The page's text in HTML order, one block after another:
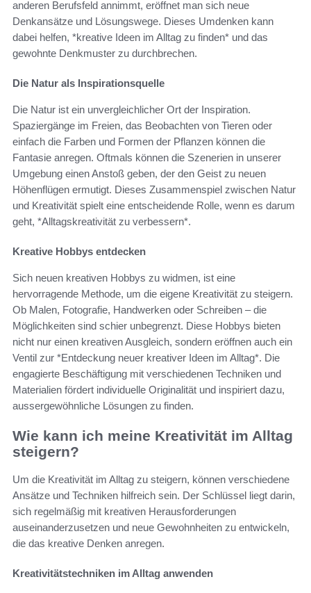
anderen Berufsfeld annimmt, eröffnet man sich neue
Denkansätze und Lösungswege. Dieses Umdenken kann
dabei helfen, *kreative Ideen im Alltag zu finden* und das
gewohnte Denkmuster zu durchbrechen.
Die Natur als Inspirationsquelle
Die Natur ist ein unvergleichlicher Ort der Inspiration.
Spaziergänge im Freien, das Beobachten von Tieren oder
einfach die Farben und Formen der Pflanzen können die
Fantasie anregen. Oftmals können die Szenerien in unserer
Umgebung einen Anstoß geben, der den Geist zu neuen
Höhenflügen ermutigt. Dieses Zusammenspiel zwischen Natur
und Kreativität spielt eine entscheidende Rolle, wenn es darum
geht, *Alltagskreativität zu verbessern*.
Kreative Hobbys entdecken
Sich neuen kreativen Hobbys zu widmen, ist eine
hervorragende Methode, um die eigene Kreativität zu steigern.
Ob Malen, Fotografie, Handwerken oder Schreiben – die
Möglichkeiten sind schier unbegrenzt. Diese Hobbys bieten
nicht nur einen kreativen Ausgleich, sondern eröffnen auch ein
Ventil zur *Entdeckung neuer kreativer Ideen im Alltag*. Die
engagierte Beschäftigung mit verschiedenen Techniken und
Materialien fördert individuelle Originalität und inspiriert dazu,
aussergewöhnliche Lösungen zu finden.
Wie kann ich meine Kreativität im Alltag
steigern?
Um die Kreativität im Alltag zu steigern, können verschiedene
Ansätze und Techniken hilfreich sein. Der Schlüssel liegt darin,
sich regelmäßig mit kreativen Herausforderungen
auseinanderzusetzen und neue Gewohnheiten zu entwickeln,
die das kreative Denken anregen.
Kreativitätstechniken im Alltag anwenden